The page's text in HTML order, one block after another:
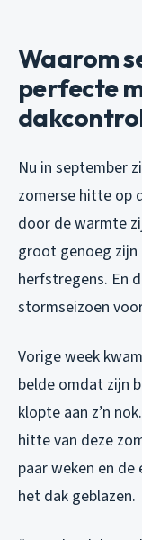
Waarom
perfecte
Nu in september
zomerse hitte op
door de warmte
groot genoeg
herfstregens. En
stormseizoen
Vorige week
belde omdat zijn
klopte aan z’n
hitte van deze
paar weken en
het dak geblazen.